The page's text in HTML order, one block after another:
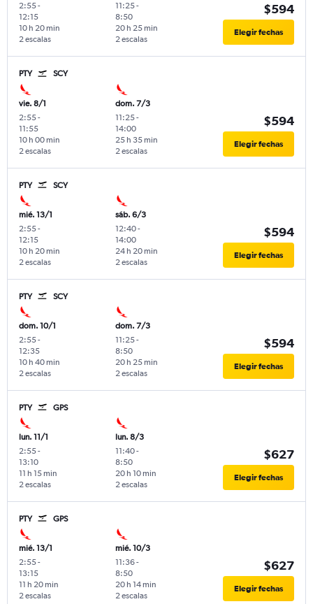
2:55-
12:15
2 escalas
10 h 20 min
11:25-
8:50
2 escalas
20 h 25 min
$594
Elegir fechas
PTY SCY
vie. 8/1
2:55-
11:55
2 escalas
10 h 00 min
dom. 7/3
11:25-
14:00
2 escalas
25 h 35 min
$594
Elegir fechas
PTY SCY
mié. 13/1
2:55-
12:15
2 escalas
10 h 20 min
sáb. 6/3
12:40-
14:00
2 escalas
24 h 20 min
$594
Elegir fechas
PTY SCY
dom. 10/1
2:55-
12:35
2 escalas
10 h 40 min
dom. 7/3
11:25-
8:50
2 escalas
20 h 25 min
$594
Elegir fechas
PTY GPS
lun. 11/1
2:55-
13:10
2 escalas
11 h 15 min
lun. 8/3
11:40-
8:50
2 escalas
20 h 10 min
$627
Elegir fechas
PTY GPS
mié. 13/1
2:55-
13:15
2 escalas
11 h 20 min
mié. 10/3
11:36-
8:50
2 escalas
20 h 14 min
$627
Elegir fechas